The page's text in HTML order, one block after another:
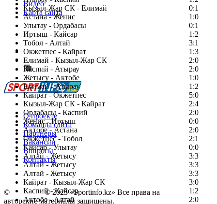
Кызыл-Жар СК - Елимай
0:1
Астана - Женис
1:0
Улытау - Ордабасы
0:1
Иртыш - Кайсар
1:2
Тобол - Алтай
3:1
Окжетпес - Кайрат
1:3
Елимай - Кызыл-Жар СК
2:0
Каспий - Атырау
2:0
Жетысу - Актобе
1:0
Елимай - Атырау
1:2
Кайрат - Окжетпес
5:0
Кызыл-Жар СК - Кайрат
2:4
Ордабасы - Каспий
2:0
Женис - Иртыш
0:0
Актобе - Астана
2:0
Окжетпес - Тобол
2:1
Кайсар - Улытау
0:0
Алтай - Жетысу
3:3
Алтай - Жетысу
3:3
Алтай - Жетысу
3:3
Кайрат - Кызыл-Жар СК
3:0
Каспий - Кайсар
1:2
Актобе - Алтай
2:0
Видео
Карта сайта
Есть идея?
Сообщить о мероприятии
Перейти на старый сайт
О проекте
Команда сайта
Партнеры
Вакансии
Вопросы
Контакты
© Copyright© 2025 «Sportinfo.kz» Все права на
авторские материалы защищены.